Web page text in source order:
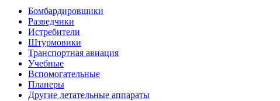
Бомбардировщики
Разведчики
Истребители
Штурмовики
Транспортная авиация
Учебные
Вспомогательные
Планеры
Другие летательные аппараты